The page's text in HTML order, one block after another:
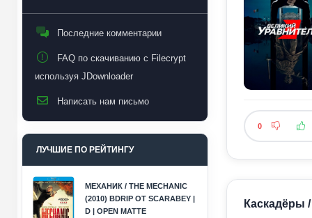
Последние комментарии
FAQ по скачиванию с Filecrypt
используя JDownloader
Написать нам письмо
ЛУЧШИЕ ПО РЕЙТИНГУ
МЕХАНИК / THE MECHANIC
(2010) BDRIP ОТ SCARABEY |
D | OPEN MATTE
0
Каскадёры